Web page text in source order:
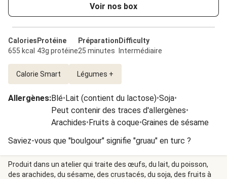
Voir nos box
Calories
655 kcal
Protéine
43g protéine
Préparation
25 minutes
Difficulty
Intermédiaire
Calorie Smart Légumes +
Allergènes:Blé•Lait (contient du lactose)•Soja•
Peut contenir des traces d'allergènes•
Arachides•Fruits à coque•Graines de sésame
Saviez-vous que "boulgour" signifie "gruau" en turc ?
Produit dans un atelier qui traite des œufs, du lait, du poisson,
des arachides, du sésame, des crustacés, du soja, des fruits à